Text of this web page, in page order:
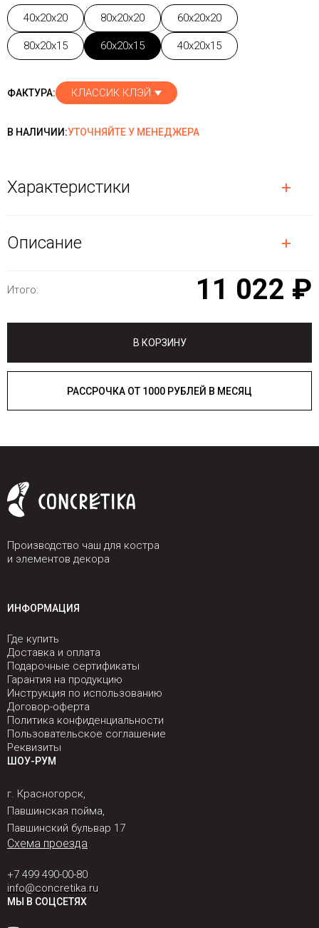
40x20x20 80x20x20 60x20x20
80x20x15 60x20x15 40x20x15
ФАКТУРА: КЛАССИК КЛЭЙ
В НАЛИЧИИ:УТОЧНЯЙТЕ У МЕНЕДЖЕРА
Характеристики
Описание
Итого: 11 022 ₽
В КОРЗИНУ
РАССРОЧКА ОТ 1000 РУБЛЕЙ В МЕСЯЦ
Производство чаш для костра
и элементов декора
ИНФОРМАЦИЯ
Где купить
Доставка и оплата
Подарочные сертификаты
Гарантия на продукцию
Инструкция по использованию
Договор-оферта
Политика конфиденциальности
Пользовательское соглашение
Реквизиты
ШОУ-РУМ
г. Красногорск,
Павшинская пойма,
Павшинский бульвар 17
Схема проезда
+7 499 490-00-80
info@concretika.ru
МЫ В СОЦСЕТЯХ